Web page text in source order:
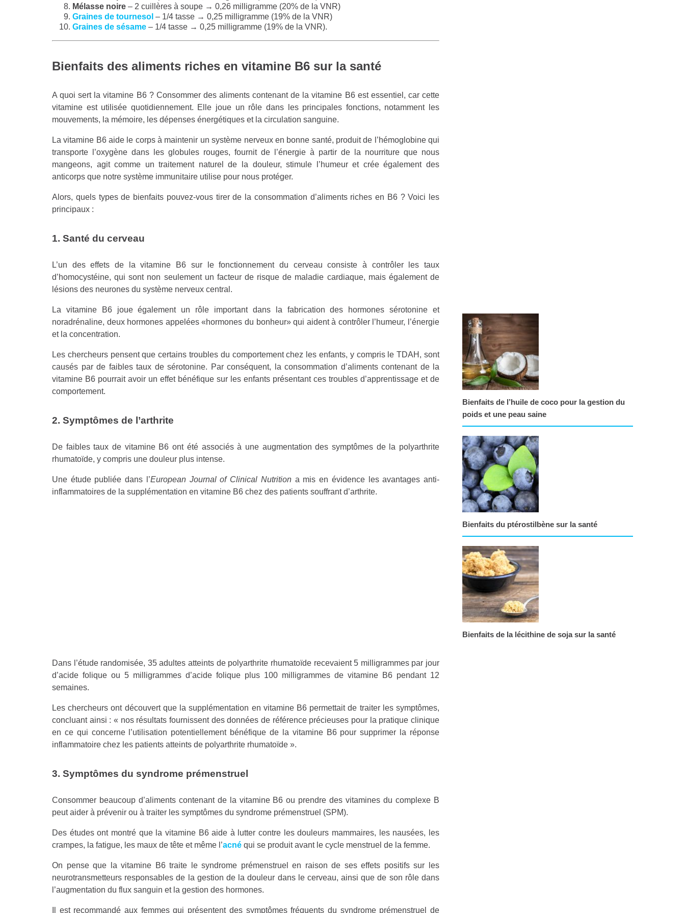
Mélasse noire – 2 cuillères à soupe → 0,26 milligramme (20% de la VNR)
Graines de tournesol – 1/4 tasse → 0,25 milligramme (19% de la VNR)
Graines de sésame – 1/4 tasse → 0,25 milligramme (19% de la VNR).
Bienfaits des aliments riches en vitamine B6 sur la santé
A quoi sert la vitamine B6 ? Consommer des aliments contenant de la vitamine B6 est essentiel, car cette
vitamine est utilisée quotidiennement. Elle joue un rôle dans les principales fonctions, notamment les
mouvements, la mémoire, les dépenses énergétiques et la circulation sanguine.
La vitamine B6 aide le corps à maintenir un système nerveux en bonne santé, produit de l’hémoglobine qui
transporte l’oxygène dans les globules rouges, fournit de l’énergie à partir de la nourriture que nous
mangeons, agit comme un traitement naturel de la douleur, stimule l’humeur et crée également des
anticorps que notre système immunitaire utilise pour nous protéger.
Alors, quels types de bienfaits pouvez-vous tirer de la consommation d’aliments riches en B6 ? Voici les
principaux :
1. Santé du cerveau
L’un des effets de la vitamine B6 sur le fonctionnement du cerveau consiste à contrôler les taux
d’homocystéine, qui sont non seulement un facteur de risque de maladie cardiaque, mais également de
lésions des neurones du système nerveux central.
La vitamine B6 joue également un rôle important dans la fabrication des hormones sérotonine et
noradrénaline, deux hormones appelées «hormones du bonheur» qui aident à contrôler l’humeur, l’énergie
et la concentration.
Les chercheurs pensent que certains troubles du comportement chez les enfants, y compris le TDAH, sont
causés par de faibles taux de sérotonine. Par conséquent, la consommation d’aliments contenant de la
vitamine B6 pourrait avoir un effet bénéfique sur les enfants présentant ces troubles d’apprentissage et de
comportement.
2. Symptômes de l’arthrite
De faibles taux de vitamine B6 ont été associés à une augmentation des symptômes de la polyarthrite
rhumatoïde, y compris une douleur plus intense.
Une étude publiée dans l’European Journal of Clinical Nutritiona mis en évidence les avantages anti-
inflammatoires de la supplémentation en vitamine B6 chez des patients souffrant d’arthrite.
Dans l’étude randomisée, 35 adultes atteints de polyarthrite rhumatoïde recevaient 5 milligrammes par jour
d’acide folique ou 5 milligrammes d’acide folique plus 100 milligrammes de vitamine B6 pendant 12
semaines.
Les chercheurs ont découvert que la supplémentation en vitamine B6 permettait de traiter les symptômes,
concluant ainsi : « nos résultats fournissent des données de référence précieuses pour la pratique clinique
en ce qui concerne l’utilisation potentiellement bénéfique de la vitamine B6 pour supprimer la réponse
inflammatoire chez les patients atteints de polyarthrite rhumatoïde ».
3. Symptômes du syndrome prémenstruel
Consommer beaucoup d’aliments contenant de la vitamine B6 ou prendre des vitamines du complexe B
peut aider à prévenir ou à traiter les symptômes du syndrome prémenstruel (SPM).
Des études ont montré que la vitamine B6 aide à lutter contre les douleurs mammaires, les nausées, les
crampes, la fatigue, les maux de tête et même l’acné qui se produit avant le cycle menstruel de la femme.
On pense que la vitamine B6 traite le syndrome prémenstruel en raison de ses effets positifs sur les
neurotransmetteurs responsables de la gestion de la douleur dans le cerveau, ainsi que de son rôle dans
l’augmentation du flux sanguin et la gestion des hormones.
Il est recommandé aux femmes qui présentent des symptômes fréquents du syndrome prémenstruel de
Bienfaits de l’huile de coco pour la gestion du
poids et une peau saine
Bienfaits du ptérostilbène sur la santé
Bienfaits de la lécithine de soja sur la santé